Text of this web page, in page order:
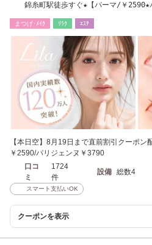
錦糸町駅徒歩すぐ★【パーマ/￥2590★
まつげ･ﾒｲｸ ﾘﾗｸ ｴｽﾃ
【本日空】8月19日まで直前割引クーポ
￥2590/パリジェンヌ￥3790
口コ
ミ
1724
件
設備 総数4
スマート支払いOK
クーポンを表示